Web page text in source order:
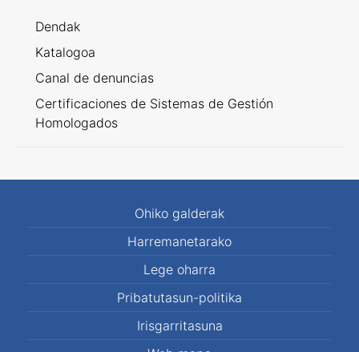
Dendak
Katalogoa
Canal de denuncias
Certificaciones de Sistemas de Gestión
Homologados
Ohiko galderak
Harremanetarako
Lege oharra
Pribatutasun-politika
Irisgarritasuna